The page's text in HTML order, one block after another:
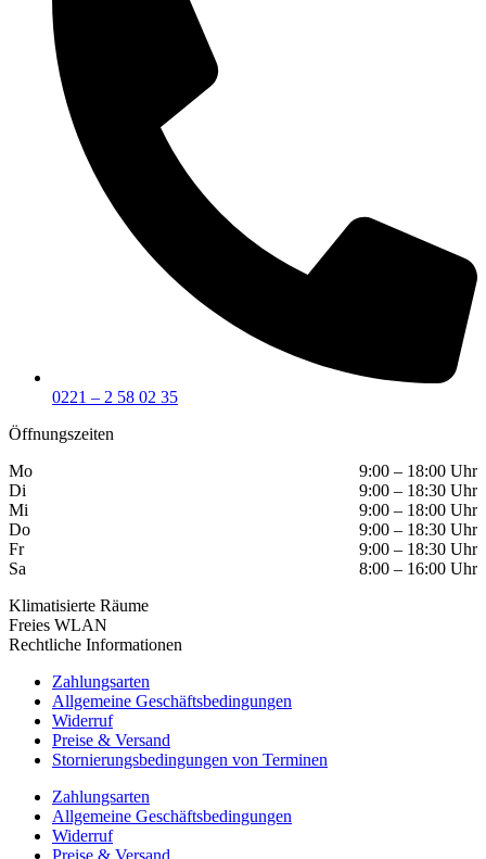
0221 – 2 58 02 35
Öffnungszeiten
Mo
9:00 – 18:00 Uhr
Di
9:00 – 18:30 Uhr
Mi
9:00 – 18:00 Uhr
Do
9:00 – 18:30 Uhr
Fr
9:00 – 18:30 Uhr
Sa
8:00 – 16:00 Uhr
Klimatisierte Räume
Freies WLAN
Rechtliche Informationen
Zahlungsarten
Allgemeine Geschäftsbedingungen
Widerruf
Preise & Versand
Stornierungsbedingungen von Terminen
Zahlungsarten
Allgemeine Geschäftsbedingungen
Widerruf
Preise & Versand